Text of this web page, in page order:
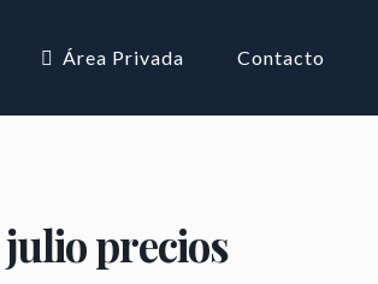
Área Privada Contacto
julio precios